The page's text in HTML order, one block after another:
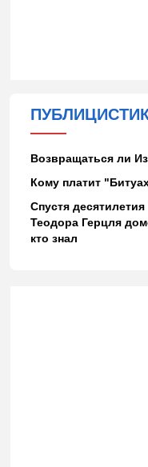
Возвращаться ли
Кому платит
Спустя
Теодора Герцля
кто знал